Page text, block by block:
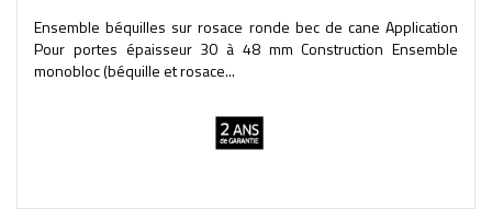
Ensemble béquilles sur rosace ronde bec de cane Application
Pour portes épaisseur 30 à 48 mm Construction Ensemble
monobloc (béquille et rosace...